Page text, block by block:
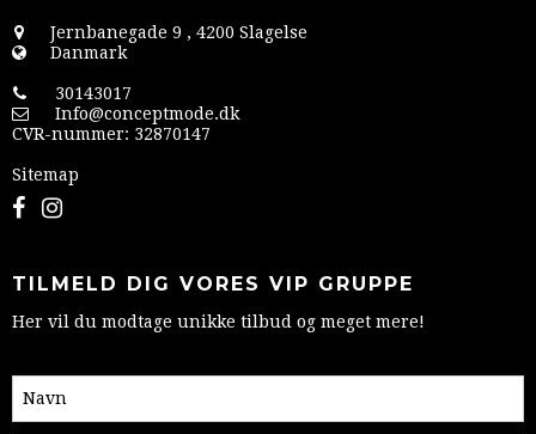
Jernbanegade 9 , 4200 Slagelse
Danmark
30143017
Info@conceptmode.dk
CVR-nummer: 32870147
Sitemap
TILMELD DIG VORES VIP GRUPPE
Her vil du modtage unikke tilbud og meget mere!